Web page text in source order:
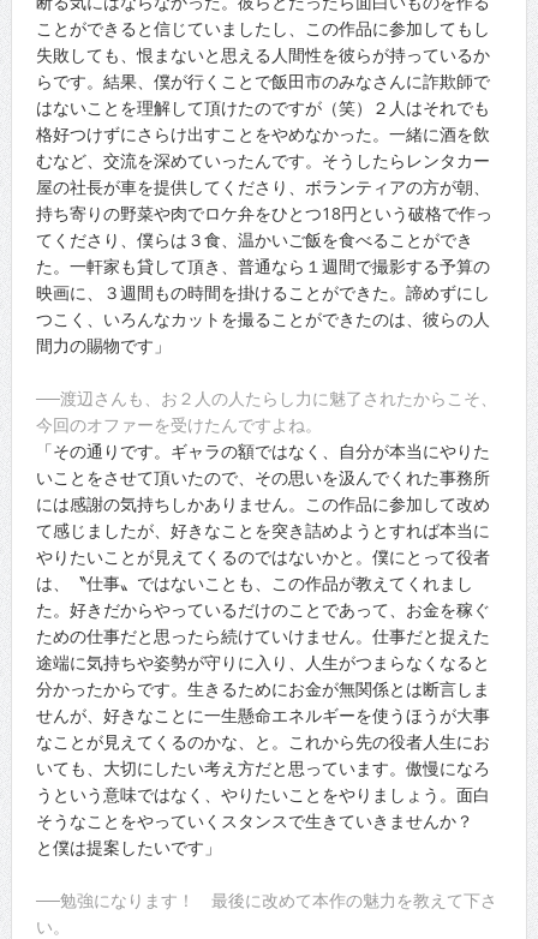
ことができると信じていましたし、この作品に参加してもし
失敗しても、恨まないと思える人間性を彼らが持っているか
らです。結果、僕が行くことで飯田市のみなさんに詐欺師で
はないことを理解して頂けたのですが（笑）２人はそれでも
格好つけずにさらけ出すことをやめなかった。一緒に酒を飲
むなど、交流を深めていったんです。そうしたらレンタカー
屋の社長が車を提供してくださり、ボランティアの方が朝、
持ち寄りの野菜や肉でロケ弁をひとつ18円という破格で作っ
てくださり、僕らは３食、温かいご飯を食べることができ
た。一軒家も貸して頂き、普通なら１週間で撮影する予算の
映画に、３週間もの時間を掛けることができた。諦めずにし
つこく、いろんなカットを撮ることができたのは、彼らの人
間力の賜物です」
──渡辺さんも、お２人の人たらし力に魅了されたからこそ、
今回のオファーを受けたんですよね。
「その通りです。ギャラの額ではなく、自分が本当にやりた
いことをさせて頂いたので、その思いを汲んでくれた事務所
には感謝の気持ちしかありません。この作品に参加して改め
て感じましたが、好きなことを突き詰めようとすれば本当に
やりたいことが見えてくるのではないかと。僕にとって役者
は、〝仕事〟ではないことも、この作品が教えてくれまし
た。好きだからやっているだけのことであって、お金を稼ぐ
ための仕事だと思ったら続けていけません。仕事だと捉えた
途端に気持ちや姿勢が守りに入り、人生がつまらなくなると
分かったからです。生きるためにお金が無関係とは断言しま
せんが、好きなことに一生懸命エネルギーを使うほうが大事
なことが見えてくるのかな、と。これから先の役者人生にお
いても、大切にしたい考え方だと思っています。傲慢になろ
うという意味ではなく、やりたいことをやりましょう。面白
そうなことをやっていくスタンスで生きていきませんか？
と僕は提案したいです」
──勉強になります！ 最後に改めて本作の魅力を教えて下さ
い。